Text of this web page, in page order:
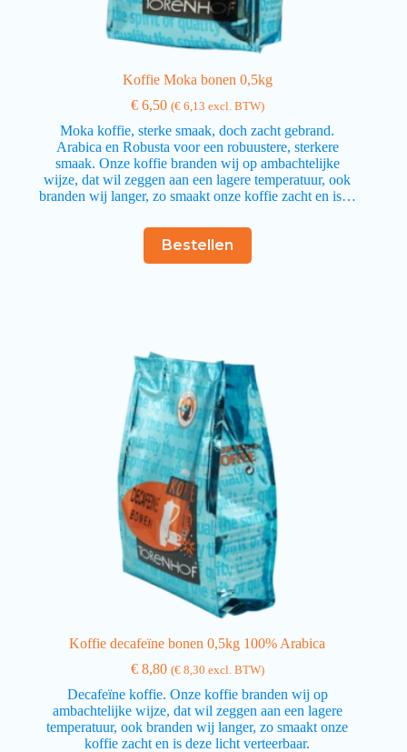
Koffie Moka bonen 0,5kg
€6,50 (€6,13 excl. BTW)
Moka koffie, sterke smaak, doch zacht gebrand.
Arabica en Robusta voor een robuustere, sterkere
smaak. Onze koffie branden wij op ambachtelijke
wijze, dat wil zeggen aan een lagere temperatuur, ook
branden wij langer, zo smaakt onze koffie zacht en is…
Bestellen
Koffie decafeïne bonen 0,5kg 100% Arabica
€8,80 (€8,30 excl. BTW)
Decafeïne koffie. Onze koffie branden wij op
ambachtelijke wijze, dat wil zeggen aan een lagere
temperatuur, ook branden wij langer, zo smaakt onze
koffie zacht en is deze licht verteerbaar.